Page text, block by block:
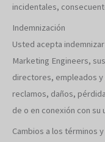
incidentales,
Indemnización
Usted acepta
Marketing Engineers,
directores, empleados
reclamos, daños,
de o en conexión con
Cambios a los términos